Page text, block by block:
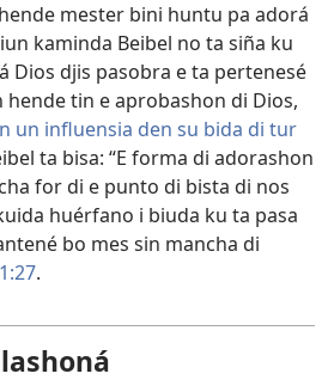
mester bini huntu pa adorá
kaminda Beibel no ta siña ku
Dios djis pasobra e ta pertenesé
hende tin e aprobashon di Dios,
un influensia den su bida di tur
ta bisa: “E forma di adorashon
for di e punto di bista di nos
huérfano i biuda ku ta pasa
bo mes sin mancha di
.